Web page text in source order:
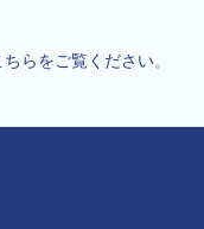
らをご覧ください。